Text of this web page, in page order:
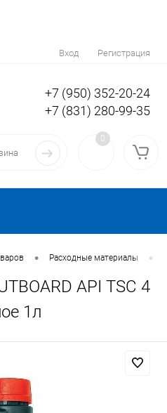
Вход Регистрация
+7 (950) 352-20-24
+7 (831) 280-99-35
0
• Расходные материалы •
API TSC 4
1л